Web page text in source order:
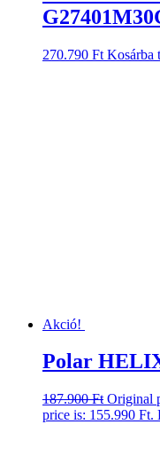
270.790 Ft Kosárba
Akció!
Polar
187.900Ft Original
price is: 155.990 Ft.